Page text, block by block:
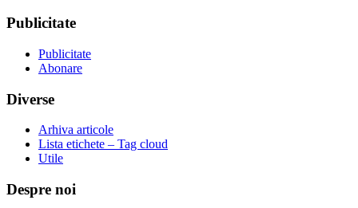
Publicitate
Publicitate
Abonare
Diverse
Arhiva articole
Lista etichete – Tag cloud
Utile
Despre noi